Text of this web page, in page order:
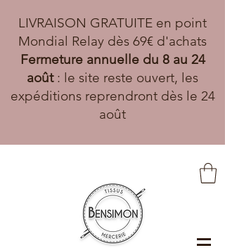
LIVRAISON GRATUITE en point
Mondial Relay dès 69€ d'achats
Fermeture annuelle du 8 au 24
août: le site reste ouvert, les
expéditions reprendront dès le 24
août